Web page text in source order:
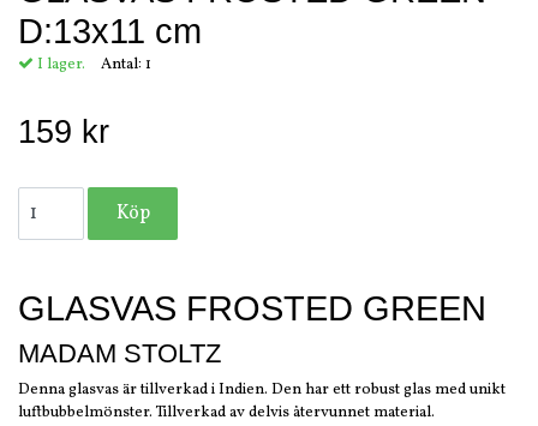
D:13x11 cm
I lager. Antal: 1
159 kr
GLASVAS FROSTED GREEN
MADAM STOLTZ
Denna glasvas är tillverkad i Indien. Den har ett robust glas med unikt
luftbubbelmönster. Tillverkad av delvis återvunnet material.